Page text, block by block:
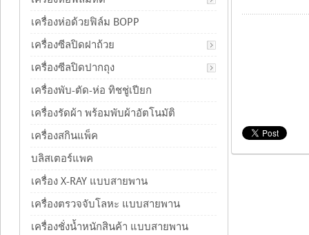
เครื่องห่อด้วยฟิล์ม BOPP
เครื่องซีลปิดฝาถ้วย
เครื่องซีลปิดปากถุง
เครื่องพับ-ตัด-ห่อ ทิชชู่เปียก
เครื่องรัดผ้า พร้อมพับผ้าอัตโนมัติ
เครื่องสกินแพ็ค
บลิสเตอร์แพค
เครื่อง X-RAY แบบสายพาน
เครื่องตรวจจับโลหะ แบบสายพาน
เครื่องชั่งน้ำหนักสินค้า แบบสายพาน